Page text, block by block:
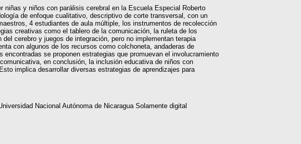
niñas y niños con parálisis cerebral en la Escuela Especial Roberto
de enfoque cualitativo, descriptivo de corte transversal, con un
4 estudiantes de aula múltiple, los instrumentos de recolección
creativas como el tablero de la comunicación, la ruleta de los
cerebro y juegos de integración, pero no implementan terapia
con algunos de los recursos como colchoneta, andaderas de
se proponen estrategias que promuevan el involucramiento
en conclusión, la inclusión educativa de niños con
implica desarrollar diversas estrategias de aprendizajes para
Nacional Autónoma de Nicaragua Solamente digital